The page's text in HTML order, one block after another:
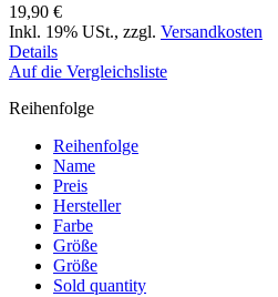
19,90 €
Inkl. 19% USt., zzgl. Versandkosten
Details
Auf die Vergleichsliste
Reihenfolge
Reihenfolge
Name
Preis
Hersteller
Farbe
Größe
Größe
Sold quantity